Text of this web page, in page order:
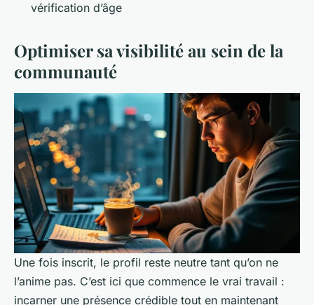
vérification d’âge
Optimiser sa visibilité au sein de la
communauté
Une fois inscrit, le profil reste neutre tant qu’on ne
l’anime pas. C’est ici que commence le vrai travail :
incarner une présence crédible tout en maintenant